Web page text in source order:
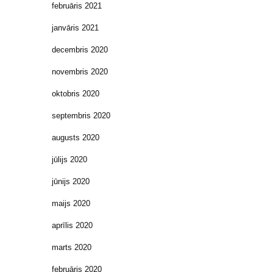
februāris 2021
janvāris 2021
decembris 2020
novembris 2020
oktobris 2020
septembris 2020
augusts 2020
jūlijs 2020
jūnijs 2020
maijs 2020
aprīlis 2020
marts 2020
februāris 2020